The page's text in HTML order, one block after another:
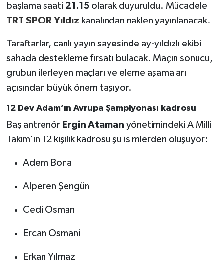
başlama saati 21.15olarak duyuruldu. Mücadele
TRT SPOR Yıldız kanalından naklen yayınlanacak.
Taraftarlar, canlı yayın sayesinde ay-yıldızlı ekibi
sahada destekleme fırsatı bulacak. Maçın sonucu,
grubun ilerleyen maçları ve eleme aşamaları
açısından büyük önem taşıyor.
12 Dev Adam’ın Avrupa Şampiyonası kadrosu
Baş antrenör Ergin Ataman yönetimindeki A Milli
Takım’ın 12 kişilik kadrosu şu isimlerden oluşuyor:
Adem Bona
Alperen Şengün
Cedi Osman
Ercan Osmani
Erkan Yılmaz